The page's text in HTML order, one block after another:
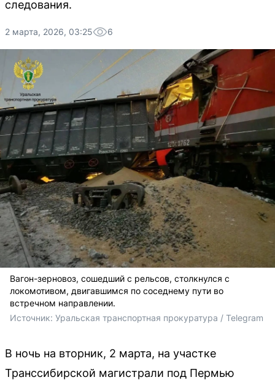
следования.
2 марта, 2026, 03:25 6
Вагон-зерновоз, сошедший с рельсов, столкнулся с
локомотивом, двигавшимся по соседнему пути во
встречном направлении.
Источник: Уральская транспортная прокуратура / Telegram
В ночь на вторник, 2 марта, на участке
Транссибирской магистрали под Пермью